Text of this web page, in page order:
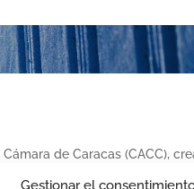
Gestionar el
de Caracas (CACC),
Comercio, Industria y